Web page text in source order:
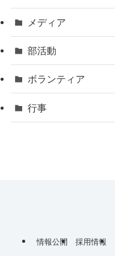
メディア
部活動
ボランティア
行事
情報公開 採用情報